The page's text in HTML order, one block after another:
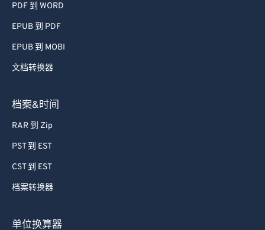
PDF 到 WORD
EPUB 到 PDF
EPUB 到 MOBI
文档转换器
档案&时间
RAR 到 Zip
PST 到 EST
CST 到 EST
档案转换器
单位换算器